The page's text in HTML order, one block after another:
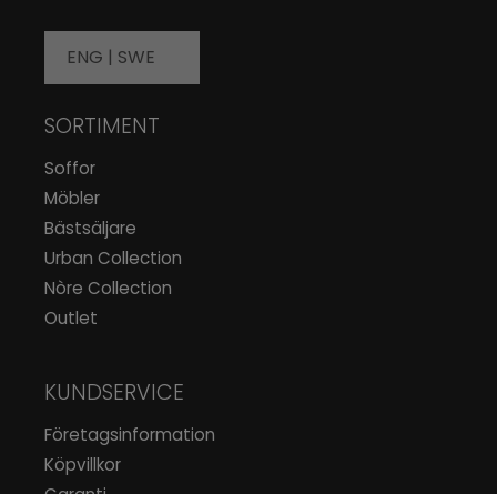
ENG | SWE
SORTIMENT
Soffor
Möbler
Bästsäljare
Urban Collection
Nòre Collection
Outlet
KUNDSERVICE
Företagsinformation
Köpvillkor